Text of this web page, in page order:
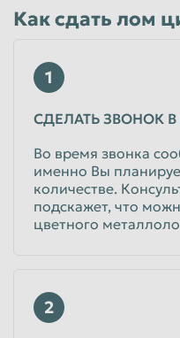
Как сдать лом
1
СДЕЛАТЬ ЗВОНОК
Во время звонка
именно Вы
количестве.
подскажет, что
цветного
2